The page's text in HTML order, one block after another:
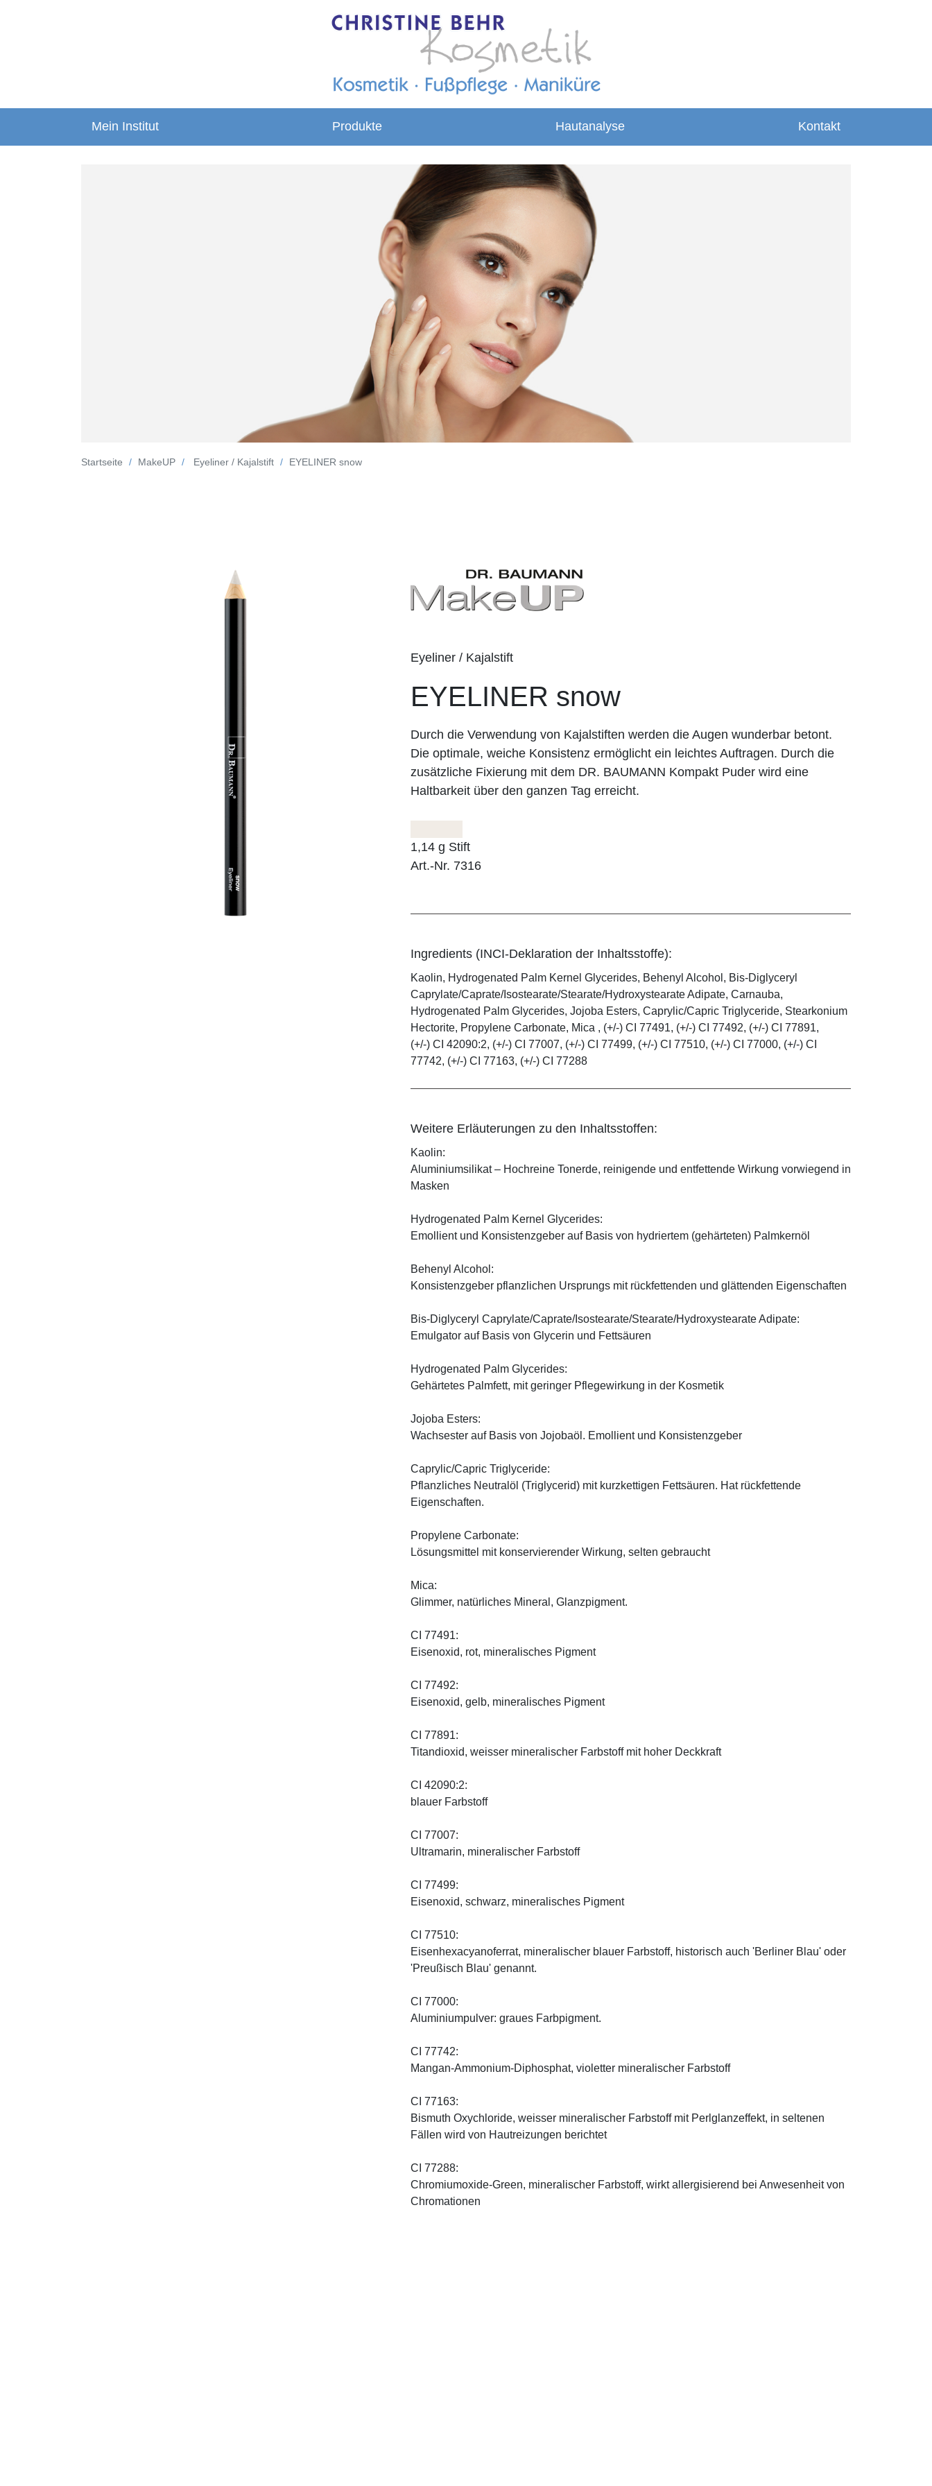
Mein Institut Produkte Hautanalyse Kontakt
Startseite MakeUP Eyeliner / Kajalstift EYELINER snow
Eyeliner / Kajalstift
EYELINER snow
Durch die Verwendung von Kajalstiften werden die Augen wunderbar betont.
Die optimale, weiche Konsistenz ermöglicht ein leichtes Auftragen. Durch die
zusätzliche Fixierung mit dem DR. BAUMANN Kompakt Puder wird eine
Haltbarkeit über den ganzen Tag erreicht.
1,14 g Stift
Art.-Nr. 7316
Ingredients (INCI-Deklaration der Inhaltsstoffe):
Kaolin, Hydrogenated Palm Kernel Glycerides, Behenyl Alcohol, Bis-Diglyceryl
Caprylate/Caprate/Isostearate/Stearate/Hydroxystearate Adipate, Carnauba,
Hydrogenated Palm Glycerides, Jojoba Esters, Caprylic/Capric Triglyceride, Stearkonium
Hectorite, Propylene Carbonate, Mica , (+/-) CI 77491, (+/-) CI 77492, (+/-) CI 77891,
(+/-) CI 42090:2, (+/-) CI 77007, (+/-) CI 77499, (+/-) CI 77510, (+/-) CI 77000, (+/-) CI
77742, (+/-) CI 77163, (+/-) CI 77288
Weitere Erläuterungen zu den Inhaltsstoffen:
Kaolin:
Aluminiumsilikat – Hochreine Tonerde, reinigende und entfettende Wirkung vorwiegend in
Masken
Hydrogenated Palm Kernel Glycerides:
Emollient und Konsistenzgeber auf Basis von hydriertem (gehärteten) Palmkernöl
Behenyl Alcohol:
Konsistenzgeber pflanzlichen Ursprungs mit rückfettenden und glättenden Eigenschaften
Bis-Diglyceryl Caprylate/Caprate/Isostearate/Stearate/Hydroxystearate Adipate:
Emulgator auf Basis von Glycerin und Fettsäuren
Hydrogenated Palm Glycerides:
Gehärtetes Palmfett, mit geringer Pflegewirkung in der Kosmetik
Jojoba Esters:
Wachsester auf Basis von Jojobaöl. Emollient und Konsistenzgeber
Caprylic/Capric Triglyceride:
Pflanzliches Neutralöl (Triglycerid) mit kurzkettigen Fettsäuren. Hat rückfettende
Eigenschaften.
Propylene Carbonate:
Lösungsmittel mit konservierender Wirkung, selten gebraucht
Mica:
Glimmer, natürliches Mineral, Glanzpigment.
CI 77491:
Eisenoxid, rot, mineralisches Pigment
CI 77492:
Eisenoxid, gelb, mineralisches Pigment
CI 77891:
Titandioxid, weisser mineralischer Farbstoff mit hoher Deckkraft
CI 42090:2:
blauer Farbstoff
CI 77007:
Ultramarin, mineralischer Farbstoff
CI 77499:
Eisenoxid, schwarz, mineralisches Pigment
CI 77510:
Eisenhexacyanoferrat, mineralischer blauer Farbstoff, historisch auch 'Berliner Blau' oder
'Preußisch Blau' genannt.
CI 77000:
Aluminiumpulver: graues Farbpigment.
CI 77742:
Mangan-Ammonium-Diphosphat, violetter mineralischer Farbstoff
CI 77163:
Bismuth Oxychloride, weisser mineralischer Farbstoff mit Perlglanzeffekt, in seltenen
Fällen wird von Hautreizungen berichtet
CI 77288:
Chromiumoxide-Green, mineralischer ­Farbstoff, wirkt allergisierend bei Anwesenheit von
Chromationen